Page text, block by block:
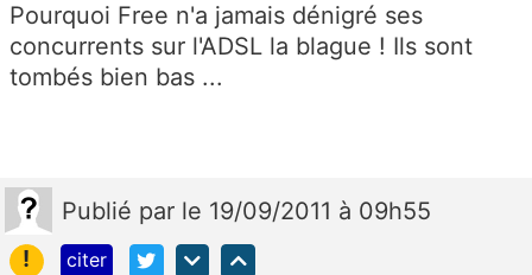
Pourquoi Free n'a jamais dénigré ses
concurrents sur l'ADSL la blague ! Ils sont
tombés bien bas ...
Publié par le 19/09/2011 à 09h55
!
citer